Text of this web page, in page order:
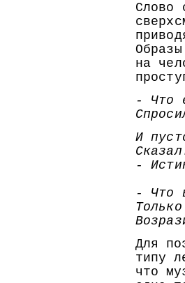
Слово
на
- Что
И
-
- Что
Для
типу
что